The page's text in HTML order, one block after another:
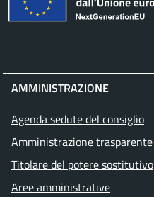
AMMINISTRAZIONE
Agenda sedute del consiglio
Amministrazione trasparente
Titolare del potere sostitutivo
Aree amministrative